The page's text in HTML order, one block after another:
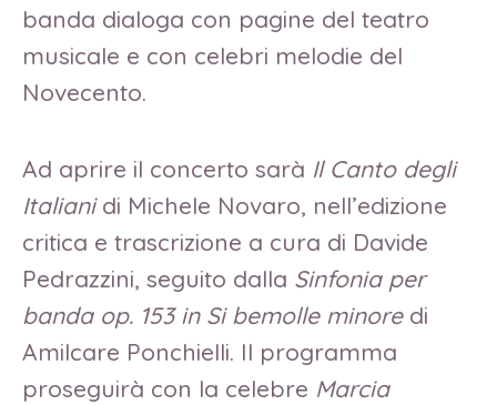
banda dialoga con pagine del teatro
musicale e con celebri melodie del
Novecento.
Ad aprire il concerto sarà Il Canto degli
Italianidi Michele Novaro, nell’edizione
critica e trascrizione a cura di Davide
Pedrazzini, seguito dalla Sinfonia per
banda op. 153 in Si bemolle minoredi
Amilcare Ponchielli. Il programma
proseguirà con la celebre Marcia